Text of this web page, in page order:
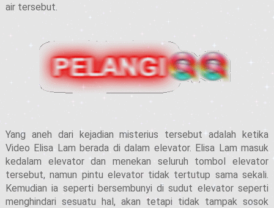
air tersebut.
Yang aneh dari kejadian misterius tersebut adalah ketika
Video Elisa Lam berada di dalam elevator. Elisa Lam masuk
kedalam elevator dan menekan seluruh tombol elevator
tersebut, namun pintu elevator tidak tertutup sama sekali.
Kemudian ia seperti bersembunyi di sudut elevator seperti
menghindari sesuatu hal, akan tetapi tidak tampak sosok